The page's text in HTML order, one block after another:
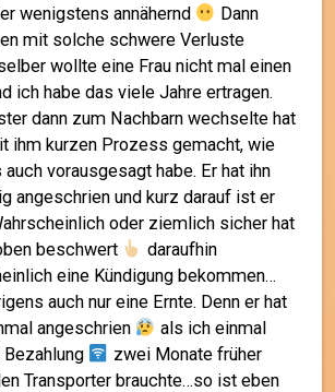
wenigstens annähernd
Dann
mit solche schwere Verluste
wollte eine Frau nicht mal einen
ich habe das viele Jahre ertragen.
dann zum Nachbarn wechselte hat
ihm kurzen Prozess gemacht, wie
vorausgesagt habe. Er hat ihn
angeschrien und kurz darauf ist er
oder ziemlich sicher hat
beschwert
daraufhin
eine Kündigung bekommen…
auch nur eine Ernte. Denn er hat
angeschrien
als ich einmal
zwei Monate früher
Transporter brauchte…so ist eben